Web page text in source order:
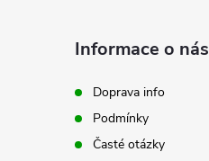
Informace o nás
Doprava info
Podmínky
Časté otázky